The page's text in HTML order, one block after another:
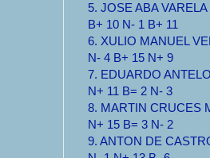
5. JOSE ABA
B+ 10 N- 1 B+ 11
6. XULIO MANUEL
N- 4 B+ 15 N+ 9
7. EDUARDO
N+ 11 B= 2 N- 3
8. MARTIN CRUCES
N+ 15 B= 3 N- 2
9. ANTON DE